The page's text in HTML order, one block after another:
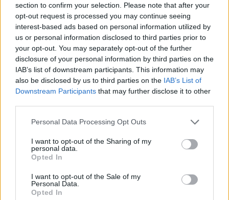
section to confirm your selection. Please note that after your
opt-out request is processed you may continue seeing
interest-based ads based on personal information utilized by
us or personal information disclosed to third parties prior to
your opt-out. You may separately opt-out of the further
disclosure of your personal information by third parties on the
IAB’s list of downstream participants. This information may
also be disclosed by us to third parties on the IAB’s List of
Downstream Participants that may further disclose it to other
Personal Data Processing Opt Outs
I want to opt-out of the Sharing of my
personal data.
Opted In
I want to opt-out of the Sale of my
Personal Data.
Opted In
Πάταξη της εισιτηριοδιαφυγής και
αυστηροποίηση προστίμων
Το νομοσχέδιο εισάγει ένα ενιαίο και πιο
αποτελεσματικό πλαίσιο για την αντιμετώπιση της
εισιτηριοδιαφυγής, με την αύξηση του προστίμου
κατά 30 ευρώ, το οποίο ορίζεται πλέον στα 100
ευρώ για τη μη κατοχή κανονικού εισιτηρίου στα
μέσα μαζικής μεταφοράς (λεωφορεία, μετρό,
Θεσσαλονίκη, από 72 ευρώ που ίσχυε έως σήμερα.
εισιτήριο, το πρόστιμο αυξάνεται κατά 16 ευρώ και